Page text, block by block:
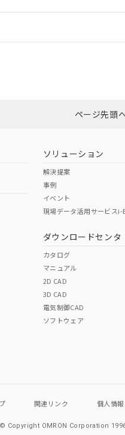
ウンロードはこちら
対応品が混在する可能性があ
ください。
（日本
（ア
その他
ページ先頭
ソリューション
解決提案
事例
イベント
現場データ活用サービスi-
ダウンロードセンタ
カタログ
マニュアル
2D CAD
3D CAD
電気制御CAD
ソフトウェア
関連リンク 個人情
© Copyright OMRON Corporation